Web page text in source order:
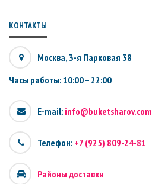
КОНТАКТЫ
Москва, 3-я Парковая 38
Часы работы: 10:00 – 22:00
E-mail: info@buketsharov.com
Телефон: +7 (925) 809-24-81
Районы доставки